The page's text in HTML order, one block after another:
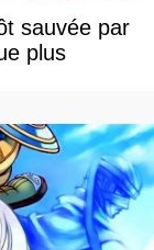
sauvée par
plus